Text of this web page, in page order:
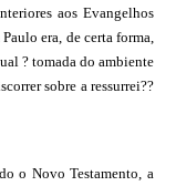
aos Evangelhos
era, de certa forma,
? tomada do ambiente
sobre a ressurrei??
o Novo Testamento, a